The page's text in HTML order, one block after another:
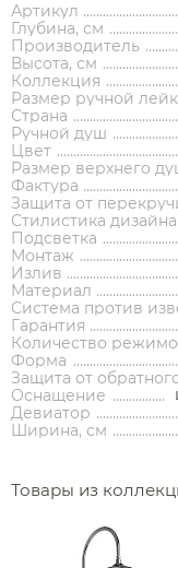
Каталог
Смесители
Смесители
Смесители
Артикул
Глубина, см
Производитель
Высота, см
Коллекция
Размер ручной
Страна
Ручной душ
Цвет
Размер верхнего
Фактура
Защита от
Стилистика дизайна
Подсветка
Монтаж
Излив
Материал
Система против
Гарантия
Количество
Форма
Защита от
Оснащение
Девиатор
Ширина, см
Товары из